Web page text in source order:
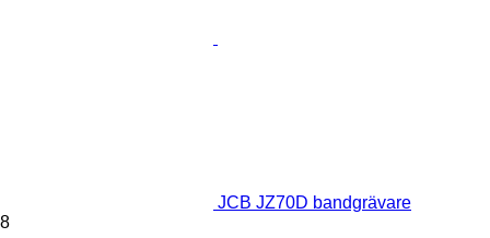
JCB JZ70D bandgrävare
8